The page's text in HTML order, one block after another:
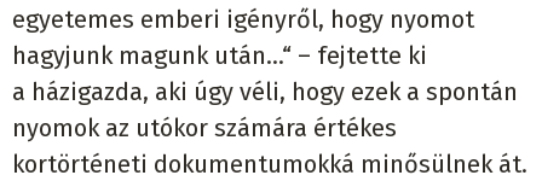
egyetemes emberi igényről, hogy nyomot
hagyjunk magunk után...“ – fejtette ki
a házigazda, aki úgy véli, hogy ezek a spontán
nyomok az utókor számára értékes
kortörténeti dokumentumokká minősülnek át.